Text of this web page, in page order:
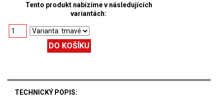
Tento produkt nabízíme v následujících
variantách:
TECHNICKÝ POPIS: